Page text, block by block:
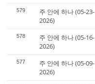
579
주 안에 하나 (05-23-
2026)
578
주 안에 하나 (05-16-
2026)
577
주 안에 하나 (05-09-
2026)